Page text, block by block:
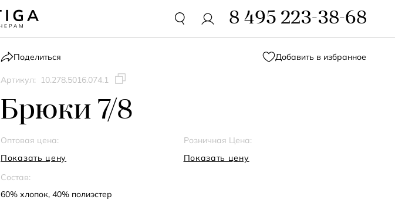
8 495 223-38-68
Поделиться Добавить в избранное
Артикул: 10.278.5016.074.1
Брюки 7/8
Оптовая цена:
Показать цену
Розничная Цена:
Показать цену
Состав:
60% хлопок, 40% полиэстер